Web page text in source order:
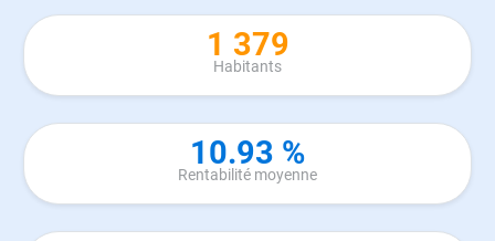
1 379
Habitants
10.93 %
Rentabilité moyenne